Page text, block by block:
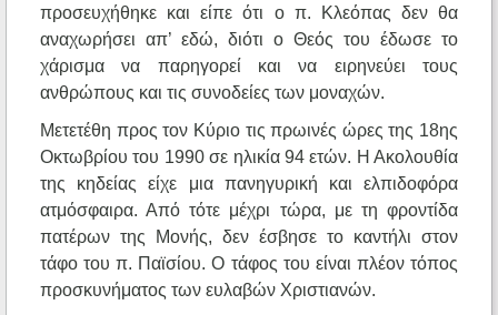
προσευχήθηκε και είπε ότι ο π. Κλεόπας δεν θα
αναχωρήσει απ’ εδώ, διότι ο Θεός του έδωσε το
χάρισμα να παρηγορεί και να ειρηνεύει τους
ανθρώπους και τις συνοδείες των μοναχών.
Μετετέθη προς τον Κύριο τις πρωινές ώρες της 18ης
Οκτωβρίου του 1990 σε ηλικία 94 ετών. Η Ακολουθία
της κηδείας είχε μια πανηγυρική και ελπιδοφόρα
ατμόσφαιρα. Από τότε μέχρι τώρα, με τη φροντίδα
πατέρων της Μονής, δεν έσβησε το καντήλι στον
τάφο του π. Παϊσίου. Ο τάφος του είναι πλέον τόπος
προσκυνήματος των ευλαβών Χριστιανών.